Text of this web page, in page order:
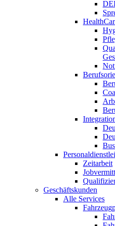
Zeitarbeit
Geschäftskunden
Alle Services